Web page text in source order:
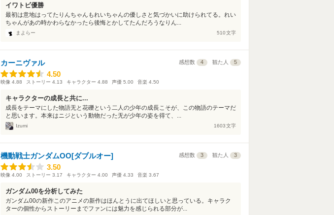
イワトビ優勝
最初は意地はってたりんちゃんもれいちゃんの優しさと気づかいに助けられてる。れい
ちゃんがあの時かわらなかったら後悔とかしてたんだろうなりん...
まよらー 510文字
カーニヴァル 感想数 4 観た人 5
4.50
4.50
映像 4.88 ストーリー 4.13 キャラクター 4.88 声優 5.00 音楽 4.50
キャラクターの成長と共に...
成長をテーマにした物語无と花礫という二人の少年の成長こそが、この物語のテーマだ
と思います。本来はニジという動物だった无が少年の姿を得て、...
Izumi 1603文字
機動戦士ガンダムOO[ダブルオー] 感想数 3 観た人 3
3.50
3.50
映像 4.00 ストーリー 3.17 キャラクター 4.00 声優 4.33 音楽 3.67
ガンダム00を分析してみた
ガンダム00の新作このアニメの新作はほんとうに出てほしいと思っている。キャラク
ターの個性からストーリーまでファンには魅力を感じられる部分が...